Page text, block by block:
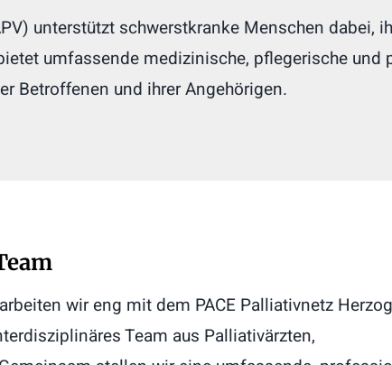
unterstützt schwerstkranke Menschen dabei,
umfassende medizinische, pflegerische
Betroffenen und ihrer Angehörigen.
wir eng mit dem PACE Palliativnetz
Team aus Palliativärzten,